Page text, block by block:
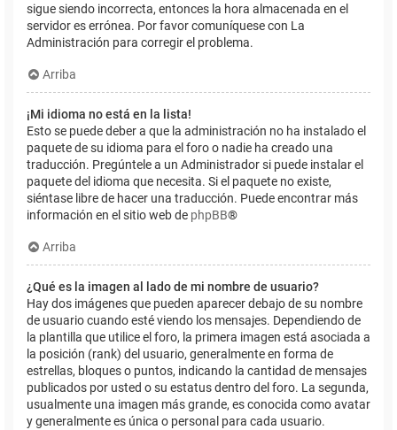
sigue siendo incorrecta, entonces la hora almacenada en el
servidor es errónea. Por favor comuníquese con La
Administración para corregir el problema.
Arriba
¡Mi idioma no está en la lista!
Esto se puede deber a que la administración no ha instalado el
paquete de su idioma para el foro o nadie ha creado una
traducción. Pregúntele a un Administrador si puede instalar el
paquete del idioma que necesita. Si el paquete no existe,
siéntase libre de hacer una traducción. Puede encontrar más
información en el sitio web de phpBB®
Arriba
¿Qué es la imagen al lado de mi nombre de usuario?
Hay dos imágenes que pueden aparecer debajo de su nombre
de usuario cuando esté viendo los mensajes. Dependiendo de
la plantilla que utilice el foro, la primera imagen está asociada a
la posición (rank) del usuario, generalmente en forma de
estrellas, bloques o puntos, indicando la cantidad de mensajes
publicados por usted o su estatus dentro del foro. La segunda,
usualmente una imagen más grande, es conocida como avatar
y generalmente es única o personal para cada usuario.